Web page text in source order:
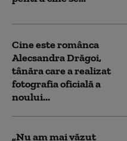
Cine este românca
Alecsandra Drăgoi,
tânăra care a realizat
fotografia oficială a
noului...
„Nu am mai văzut